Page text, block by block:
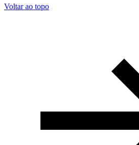
Voltar ao topo